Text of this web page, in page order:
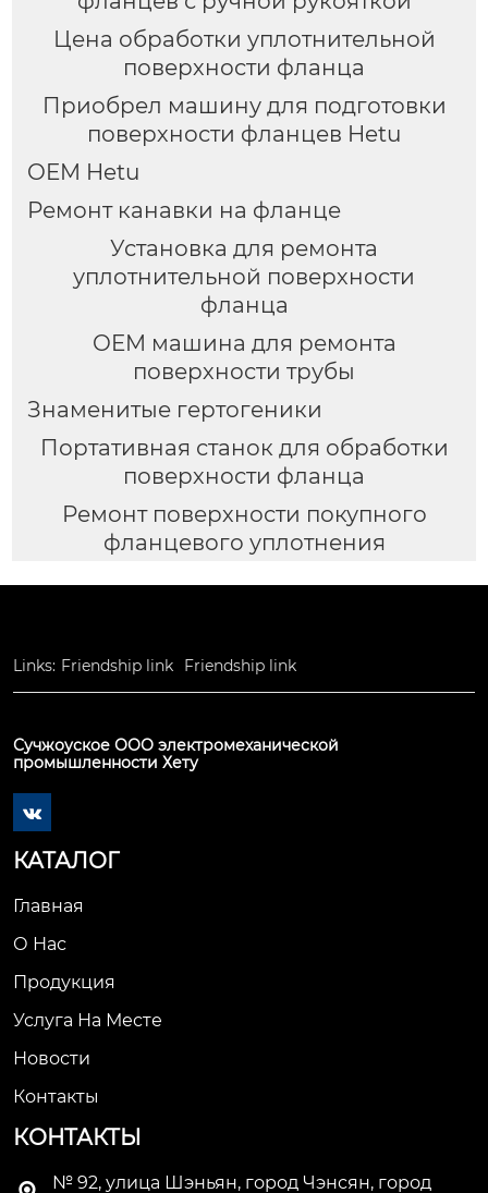
Цена обработки уплотнительной
поверхности фланца
Приобрел машину для подготовки
поверхности фланцев Hetu
OEM Hetu
Ремонт канавки на фланце
Установка для ремонта
уплотнительной поверхности
фланца
OEM машина для ремонта
поверхности трубы
Знаменитые гертогеники
Портативная станок для обработки
поверхности фланца
Ремонт поверхности покупного
фланцевого уплотнения
Links: Friendship link Friendship link
Сучжоуское ООО электромеханической
промышленности Хету

КАТАЛОГ
Главная
О Нас
Продукция
Услуга На Месте
Новости
Контакты
КОНТАКТЫ
№ 92, улица Шэньян, город Чэнсян, город